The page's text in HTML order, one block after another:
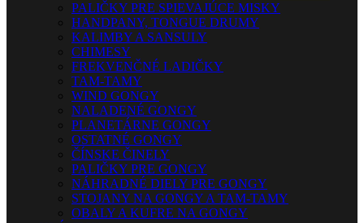
PALIČKY PRE SPIEVAJÚCE MISKY
HANDPANY, TONGUE DRUMY
KALIMBY A SANSULY
CHIMESY
FREKVENČNÉ LADIČKY
TAM-TAMY
WIND GONGY
NALADENÉ GONGY
PLANETÁRNE GONGY
OSTATNÉ GONGY
ČÍNSKE ČINELY
PALIČKY PRE GONGY
NÁHRADNÉ DIELY PRE GONGY
STOJANY NA GONGY A TAM-TAMY
OBALY A KUFRE NA GONGY